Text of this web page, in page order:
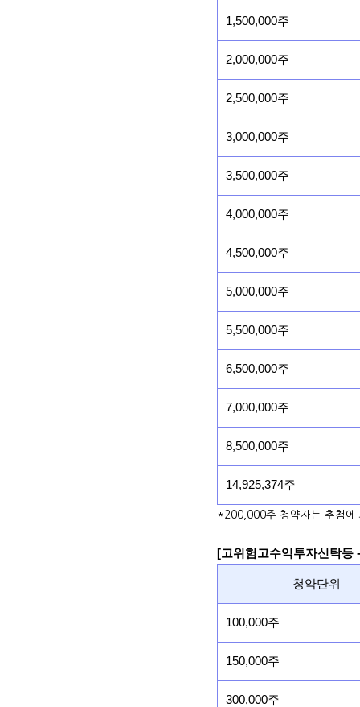
1,500,000주
2,000,000주
2,500,000주
3,000,000주
3,500,000주
4,000,000주
4,500,000주
5,000,000주
5,500,000주
6,500,000주
7,000,000주
8,500,000주
14,925,374주
*200,000주 청약자는 추첨에
[고위험고수익투자신탁등
청약단위
100,000주
150,000주
300,000주